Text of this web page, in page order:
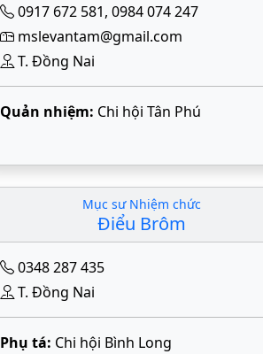
0917 672 581, 0984 074 247
mslevantam@gmail.com
T. Đồng Nai
Quản nhiệm: Chi hội Tân Phú
Mục sư Nhiệm chức
Điểu Brôm
0348 287 435
T. Đồng Nai
Phụ tá: Chi hội Bình Long